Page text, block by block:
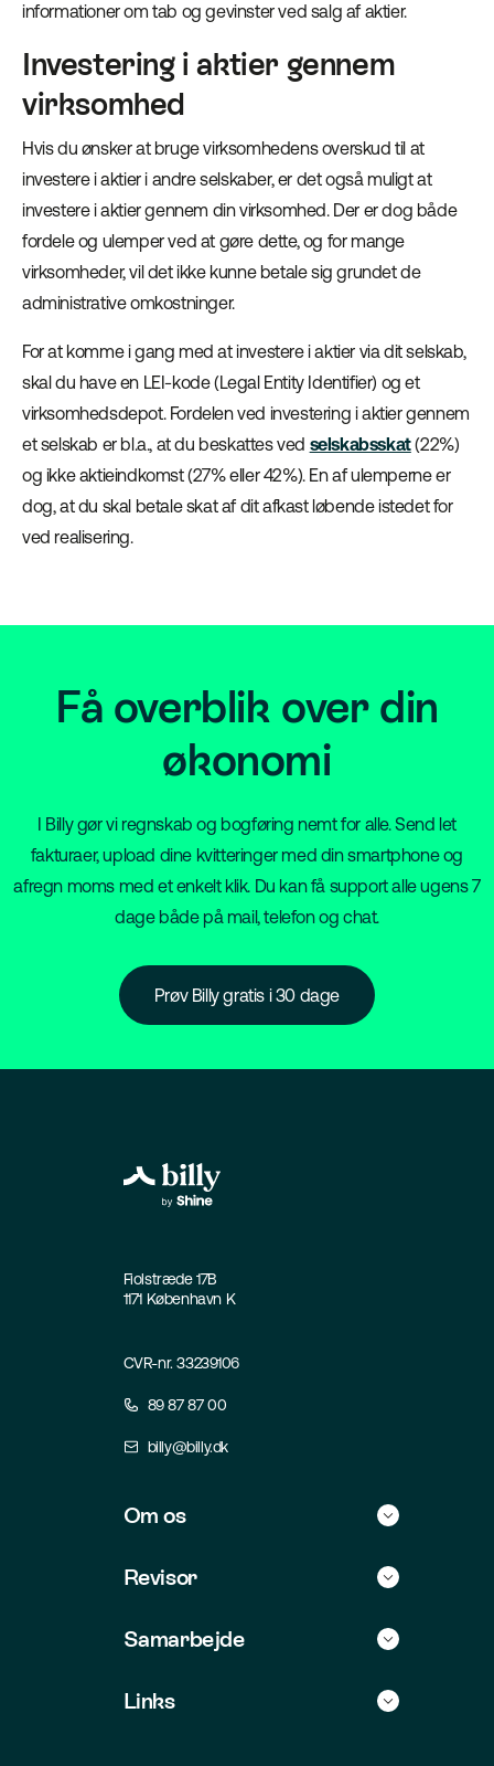
informationer om tab og gevinster ved salg af aktier.
Investering i aktier gennem
virksomhed
Hvis du ønsker at bruge virksomhedens overskud til at
investere i aktier i andre selskaber, er det også muligt at
investere i aktier gennem din virksomhed. Der er dog både
fordele og ulemper ved at gøre dette, og for mange
virksomheder, vil det ikke kunne betale sig grundet de
administrative omkostninger.
For at komme i gang med at investere i aktier via dit selskab,
skal du have en LEI-kode (Legal Entity Identifier) og et
virksomhedsdepot. Fordelen ved investering i aktier gennem
et selskab er bl.a., at du beskattes ved selskabsskat(22%)
og ikke aktieindkomst (27% eller 42%). En af ulemperne er
dog, at du skal betale skat af dit afkast løbende istedet for
ved realisering.
Få overblik over din
økonomi
I Billy gør vi regnskab og bogføring nemt for alle. Send let
fakturaer, upload dine kvitteringer med din smartphone og
afregn moms med et enkelt klik. Du kan få support alle ugens 7
dage både på mail, telefon og chat.
Prøv Billy gratis i 30 dage
Fiolstræde 17B
1171 København K
CVR-nr. 33239106
89 87 87 00
billy@billy.dk
Om os
Jobs
Revisor
Samarbejde
Links